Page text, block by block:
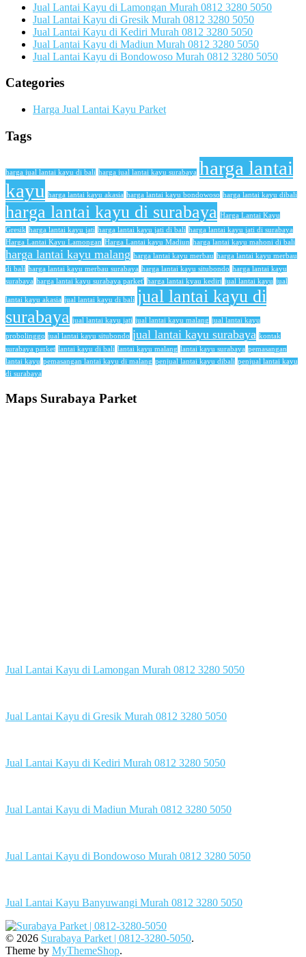
Jual Lantai Kayu di Lamongan Murah 0812 3280 5050
Jual Lantai Kayu di Gresik Murah 0812 3280 5050
Jual Lantai Kayu di Kediri Murah 0812 3280 5050
Jual Lantai Kayu di Madiun Murah 0812 3280 5050
Jual Lantai Kayu di Bondowoso Murah 0812 3280 5050
Categories
Harga Jual Lantai Kayu Parket
Tags
harga jual lantai kayu di bali harga jual lantai kayu surabaya harga lantai
kayu harga lantai kayu akasia harga lantai kayu bondowoso harga lantai kayu dibali
harga lantai kayu di surabaya Harga Lantai Kayu
Gresik harga lantai kayu jati harga lantai kayu jati di bali harga lantai kayu jati di surabaya
Harga Lantai Kayu Lamongan Harga Lantai kayu Madiun harga lantai kayu mahoni di bali
harga lantai kayu malang harga lantai kayu merbau harga lantai kayu merbau
di bali harga lantai kayu merbau surabaya harga lantai kayu situbondo harga lantai kayu
surabaya harga lantai kayu surabaya parket' harga lantai kyau kediri jual lantai kayu jual
lantai kayu akasia jual lantai kayu di bali jual lantai kayu di
surabaya jual lantai kayu jati jual lantai kayu malang jual lantai kayu
probolinggo jual lantai kayu situbondo jual lantai kayu surabaya kontak
surabaya parket lantai kayu di bali lantai kayu malang lantai kayu surabaya pemasangan
lantai kayu pemasangan lantai kayu di malang penjual lantai kayu dibali penjual lantai kayu
di surabaya
Maps Surabaya Parket
Jual Lantai Kayu di Lamongan Murah 0812 3280 5050
Jual Lantai Kayu di Gresik Murah 0812 3280 5050
Jual Lantai Kayu di Kediri Murah 0812 3280 5050
Jual Lantai Kayu di Madiun Murah 0812 3280 5050
Jual Lantai Kayu di Bondowoso Murah 0812 3280 5050
Jual Lantai Kayu Banyuwangi Murah 0812 3280 5050
© 2026 Surabaya Parket | 0812-3280-5050.
Theme by MyThemeShop.